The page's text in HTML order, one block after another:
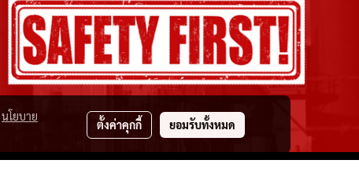
นโยบาย
ตั้งค่าคุกกี้ ยอมรับทั้งหมด